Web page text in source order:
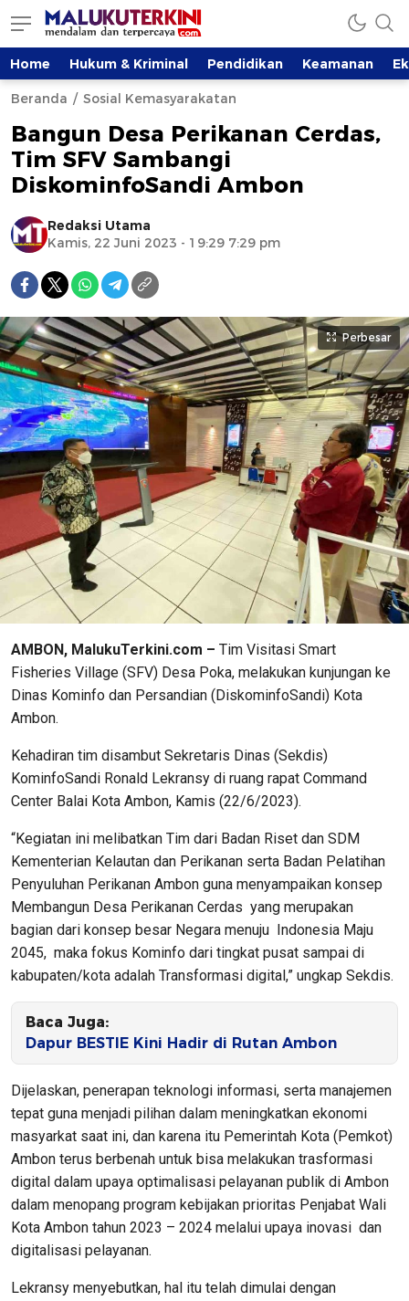
Home Hukum & Kriminal Pendidikan Keamanan
Beranda Sosial Kemasyarakatan
Bangun Desa Perikanan Cerdas,
Tim SFV Sambangi
DiskominfoSandi Ambon
Redaksi Utama
Kamis, 22 Juni 2023 - 19:29 7:29 pm
Perbesar
AMBON, MalukuTerkini.com – Tim Visitasi Smart
Fisheries Village (SFV) Desa Poka, melakukan kunjungan ke
Dinas Kominfo dan Persandian (DiskominfoSandi) Kota
Ambon.
Kehadiran tim disambut Sekretaris Dinas (Sekdis)
KominfoSandi Ronald Lekransy di ruang rapat Command
Center Balai Kota Ambon, Kamis (22/6/2023).
“Kegiatan ini melibatkan Tim dari Badan Riset dan SDM
Kementerian Kelautan dan Perikanan serta Badan Pelatihan
Penyuluhan Perikanan Ambon guna menyampaikan konsep
Membangun Desa Perikanan Cerdas yang merupakan
bagian dari konsep besar Negara menuju Indonesia Maju
2045, maka fokus Kominfo dari tingkat pusat sampai di
kabupaten/kota adalah Transformasi digital,” ungkap Sekdis.
Baca Juga:
Dapur BESTIE Kini Hadir di Rutan Ambon
Dijelaskan, penerapan teknologi informasi, serta manajemen
tepat guna menjadi pilihan dalam meningkatkan ekonomi
masyarkat saat ini, dan karena itu Pemerintah Kota (Pemkot)
Ambon terus berbenah untuk bisa melakukan trasformasi
digital dalam upaya optimalisasi pelayanan publik di Ambon
dalam menopang program kebijakan prioritas Penjabat Wali
Kota Ambon tahun 2023 – 2024 melalui upaya inovasi dan
digitalisasi pelayanan.
Lekransy menyebutkan, hal itu telah dimulai dengan